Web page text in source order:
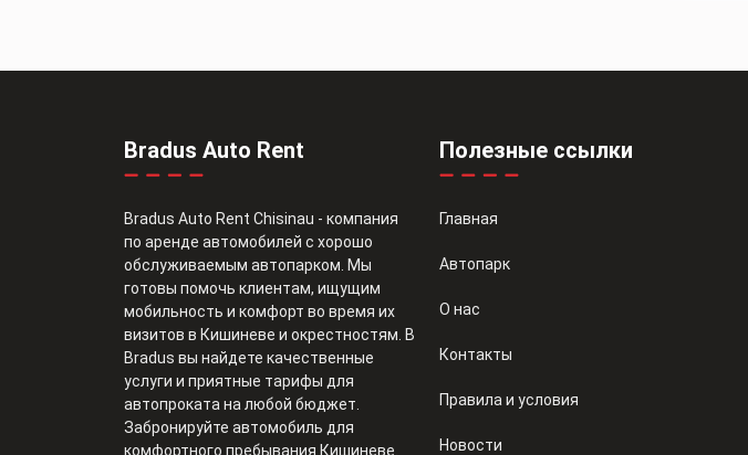
Bradus Auto Rent
Bradus Auto Rent Chisinau - компания
по аренде автомобилей с хорошо
обслуживаемым автопарком. Мы
готовы помочь клиентам, ищущим
мобильность и комфорт во время их
визитов в Кишиневе и окрестностям. В
Bradus вы найдете качественные
услуги и приятные тарифы для
автопроката на любой бюджет.
Забронируйте автомобиль для
комфортного пребывания Кишиневе.
Полезные ссылки
Главная
Автопарк
О нас
Контакты
Правила и условия
Новости